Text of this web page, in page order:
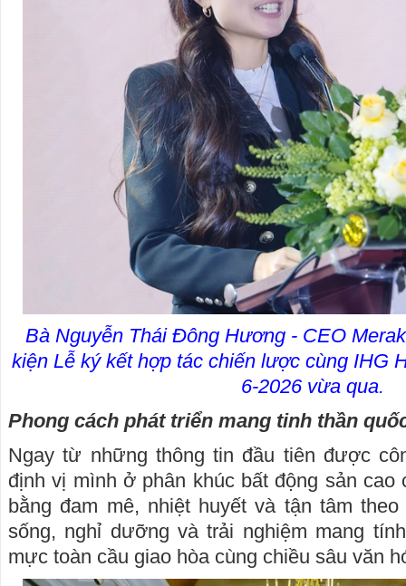
Bà Nguyễn Thái Đông Hương - CEO
kiện Lễ ký kết hợp tác chiến lược cùng IHG
6-2026 vừa qua.
Phong cách phát triển mang tinh thần
Ngay từ những thông tin đầu tiên được
định vị mình ở phân khúc bất động sản cao
bằng đam mê, nhiệt huyết và tận tâm
sống, nghỉ dưỡng và trải nghiệm mang
mực toàn cầu giao hòa cùng chiều sâu văn